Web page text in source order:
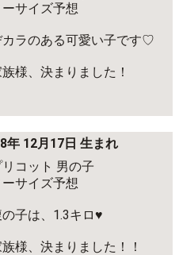
サイズ予想
カラのある可愛い子です♡
様、決まりました！
年 12月17日 生まれ
コット 男の子
サイズ予想
子は、1.3キロ♥
族様、決まりました！！